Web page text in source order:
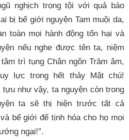
nghịch trọng tội với quả báo
bị bể giới nguyện Tam muội da,
toàn mọi hành động tổn hại và
nếu nghe được tên ta, niệm
trì tụng Chân ngôn Trăm âm,
lực trong hết thảy Mật chú!
như vậy, ta nguyện còn trong
ta sẽ thị hiện trước tất cả
bể giới để tịnh hóa cho họ mọi
ngại!”.